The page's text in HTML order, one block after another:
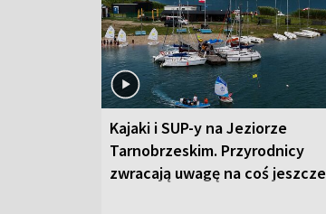
Kajaki i SUP-y na Jeziorze
Tarnobrzeskim. Przyrodnicy
zwracają uwagę na coś jeszcze